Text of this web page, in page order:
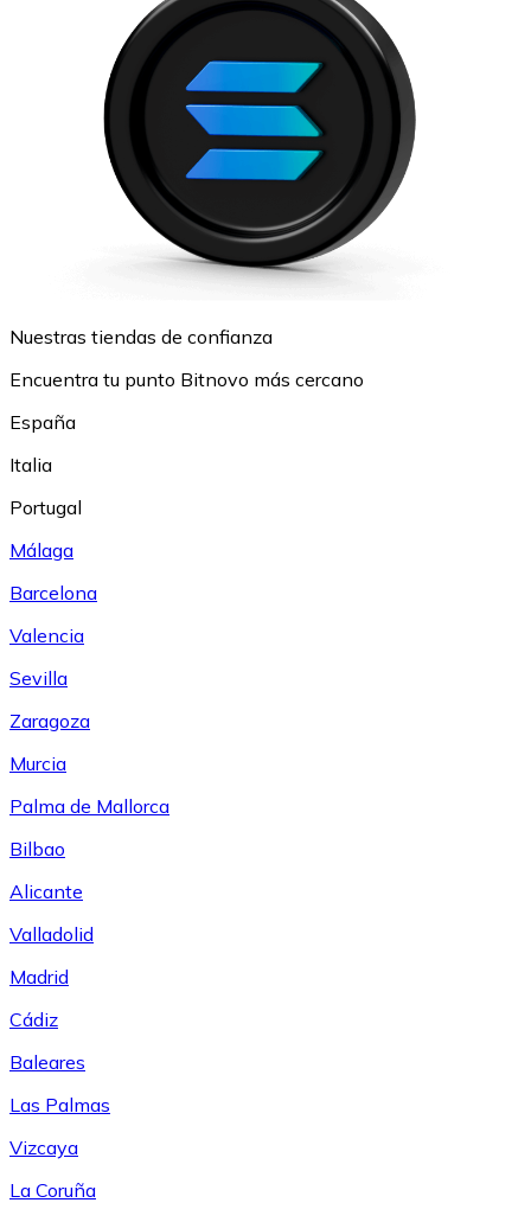
Nuestras tiendas de confianza
Encuentra tu punto Bitnovo más cercano
España
Italia
Portugal
Málaga
Barcelona
Valencia
Sevilla
Zaragoza
Murcia
Palma de Mallorca
Bilbao
Alicante
Valladolid
Madrid
Cádiz
Baleares
Las Palmas
Vizcaya
La Coruña